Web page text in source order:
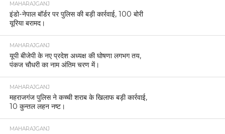
MAHARAJGANJ
इंडो-नेपाल बॉर्डर पर पुलिस की बड़ी कार्रवाई, 100 बोरी
यूरिया बरामद।
MAHARAJGANJ
यूपी बीजेपी के नए प्रदेश अध्यक्ष की घोषणा लगभग तय,
पंकज चौधरी का नाम अंतिम चरण में।
MAHARAJGANJ
महराजगंज पुलिस ने कच्ची शराब के खिलाफ बड़ी कार्रवाई,
10 कुन्तल लहन नष्ट।
MAHARAJGANJ